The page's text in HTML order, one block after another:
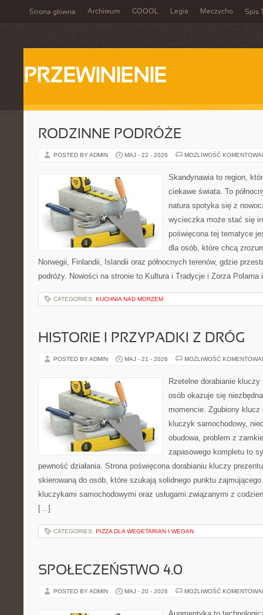
Strona główna Archiwum GOOOL Legia Meczycho Spis
PRZEWINIENIE
RODZINNE PODRÓŻE
POSTED BY ADMIN MAJ - 22 - 2026 MOŻLIWOŚĆ
Skandynawia to region,
ciekawe świata. To
natura spotyka się z
wycieczka może stać się
poświęcona tej tematyce
dla osób, które chcą
Norwegii, Finlandii, Islandii oraz północnych terenów, gdzie
podróży. Nowości na stronie to Kultura i Tradycje i Zorza
CATEGORIES: KUCHNIA NAD MORZEM
HISTORIE I PRZYPADKI Z DRÓG
POSTED BY ADMIN MAJ - 21 - 2026 MOŻLIWOŚĆ
Rzetelne dorabianie
osób okazuje się
momencie. Zgubiony
kluczyk samochodowy,
obudowa, problem z
zapasowego kompletu to
pewność działania. Strona poświęcona dorabianiu kluczy
skierowaną do osób, które szukają solidnego punktu
kluczykami samochodowymi oraz usługami związanymi z
[…]
CATEGORIES: PIZZA DLA WEGETARIAN I WEGAN
SPOŁECZEŃSTWO 4.0
POSTED BY ADMIN MAJ - 20 - 2026 MOŻLIWOŚĆ